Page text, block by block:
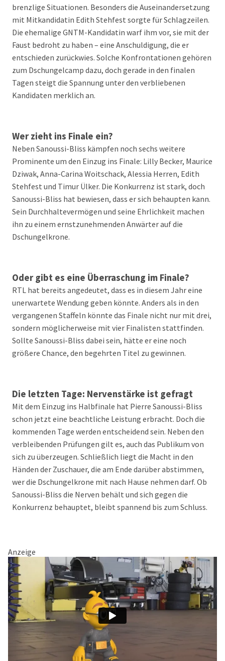
brenzlige Situationen. Besonders die Auseinandersetzung
mit Mitkandidatin Edith Stehfest sorgte für Schlagzeilen.
Die ehemalige GNTM-Kandidatin warf ihm vor, sie mit der
Faust bedroht zu haben – eine Anschuldigung, die er
entschieden zurückwies. Solche Konfrontationen gehören
zum Dschungelcamp dazu, doch gerade in den finalen
Tagen steigt die Spannung unter den verbliebenen
Kandidaten merklich an.
Wer zieht ins Finale ein?
Neben Sanoussi-Bliss kämpfen noch sechs weitere
Prominente um den Einzug ins Finale: Lilly Becker, Maurice
Dziwak, Anna-Carina Woitschack, Alessia Herren, Edith
Stehfest und Timur Ülker. Die Konkurrenz ist stark, doch
Sanoussi-Bliss hat bewiesen, dass er sich behaupten kann.
Sein Durchhaltevermögen und seine Ehrlichkeit machen
ihn zu einem ernstzunehmenden Anwärter auf die
Dschungelkrone.
Oder gibt es eine Überraschung im Finale?
RTL hat bereits angedeutet, dass es in diesem Jahr eine
unerwartete Wendung geben könnte. Anders als in den
vergangenen Staffeln könnte das Finale nicht nur mit drei,
sondern möglicherweise mit vier Finalisten stattfinden.
Sollte Sanoussi-Bliss dabei sein, hätte er eine noch
größere Chance, den begehrten Titel zu gewinnen.
Die letzten Tage: Nervenstärke ist gefragt
Mit dem Einzug ins Halbfinale hat Pierre Sanoussi-Bliss
schon jetzt eine beachtliche Leistung erbracht. Doch die
kommenden Tage werden entscheidend sein. Neben den
verbleibenden Prüfungen gilt es, auch das Publikum von
sich zu überzeugen. Schließlich liegt die Macht in den
Händen der Zuschauer, die am Ende darüber abstimmen,
wer die Dschungelkrone mit nach Hause nehmen darf. Ob
Sanoussi-Bliss die Nerven behält und sich gegen die
Konkurrenz behauptet, bleibt spannend bis zum Schluss.
Anzeige